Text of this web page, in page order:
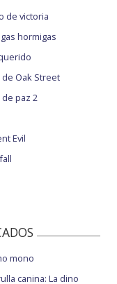
de victoria
hormigas
de Oak Street
paz 2
Evil
mono
canina: La dino